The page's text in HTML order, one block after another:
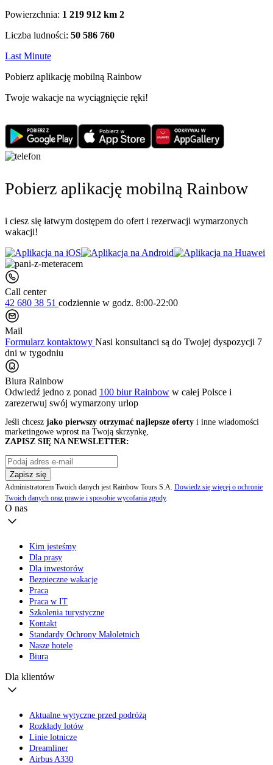
Powierzchnia: 1 219 912 km 2
Liczba ludności: 50 586 760
Last Minute
Pobierz aplikację mobilną Rainbow
Twoje wakacje na wyciągnięcie ręki!
Pobierz aplikację mobilną Rainbow
i ciesz się łatwym dostępem do ofert i rezerwacji wymarzonych
wakacji!
Call center
42 680 38 51 codziennie w godz. 8:00-22:00
Mail
Formularz kontaktowy Nasi konsultanci są do Twojej dyspozycji 7
dni w tygodniu
Biura Rainbow
Odwiedź jedno z ponad 100 biur Rainbow w całej Polsce i
zarezerwuj swój wymarzony urlop
Jeśli chcesz jako pierwszy otrzymać najlepsze oferty i inne wiadomości
marketingowe wprost na Twoją skrzynkę,
ZAPISZ SIĘ NA NEWSLETTER:
Zapisz się
Administratorem Twoich danych jest Rainbow Tours S.A. Dowiedz się więcej o ochronie
Twoich danych oraz prawie i sposobie wycofania zgody.
O nas
Kim jesteśmy
Dla prasy
Dla inwestorów
Bezpieczne wakacje
Praca
Praca w IT
Szkolenia turystyczne
Kontakt
Standardy Ochrony Małoletnich
Nasze hotele
Biura
Dla klientów
Aktualne wytyczne przed podróżą
Rozkłady lotów
Linie lotnicze
Dreamliner
Airbus A330